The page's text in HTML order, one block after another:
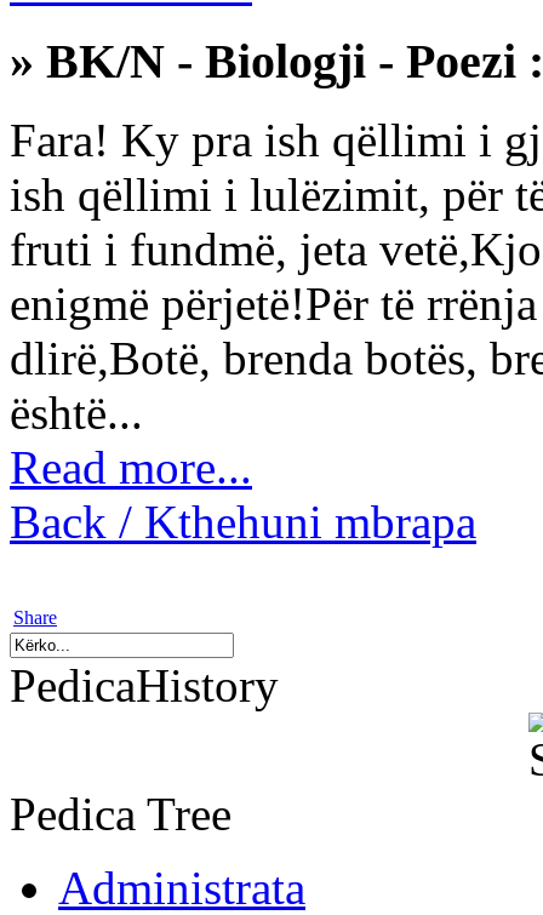
» BK/N - Biologji - Poezi
Fara! Ky pra ish qëllimi i
ish qëllimi i lulëzimit, për
fruti i fundmë, jeta
enigmë përjetë!Për të
dlirë,Botë, brenda botës,
është...
Read more...
Back / Kthehuni mbrapa
Share
PedicaHistory
Pedica Tree
Administrata